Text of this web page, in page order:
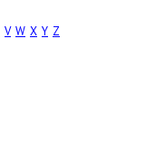
V W X Y Z